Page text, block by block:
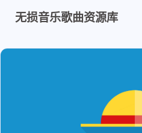
无损音乐歌曲资源库